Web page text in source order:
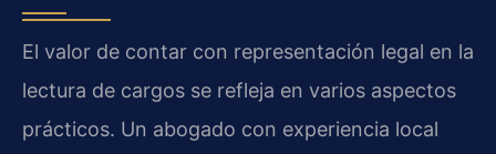
El valor de contar con representación legal en la
lectura de cargos se refleja en varios aspectos
prácticos. Un abogado con experiencia local